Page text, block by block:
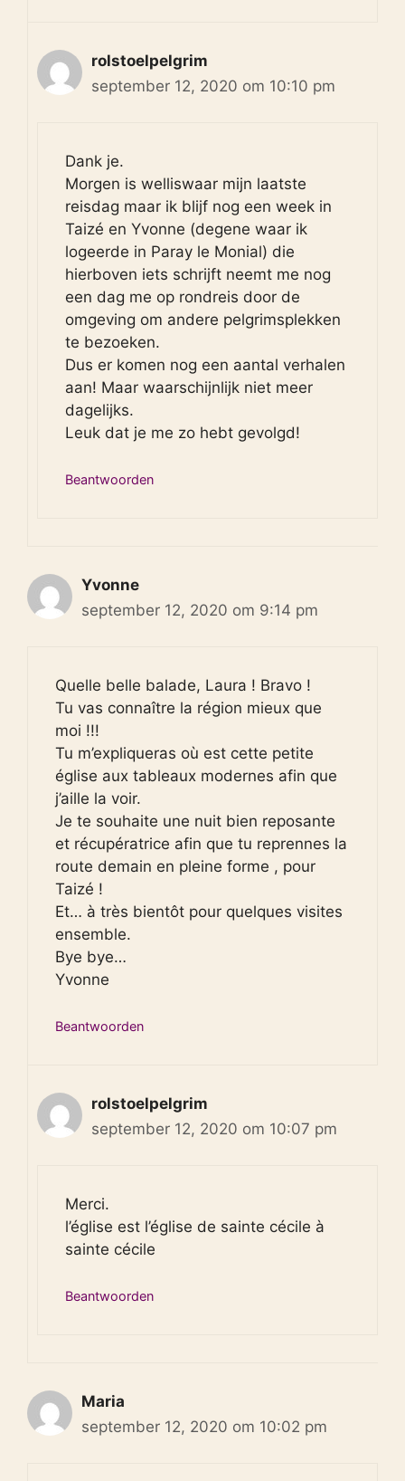
rolstoelpelgrim
september 12, 2020 om 10:10 pm
Dank je.
Morgen is welliswaar mijn laatste
reisdag maar ik blijf nog een week in
Taizé en Yvonne (degene waar ik
logeerde in Paray le Monial) die
hierboven iets schrijft neemt me nog
een dag me op rondreis door de
omgeving om andere pelgrimsplekken
te bezoeken.
Dus er komen nog een aantal verhalen
aan! Maar waarschijnlijk niet meer
dagelijks.
Leuk dat je me zo hebt gevolgd!
Beantwoorden
Yvonne
september 12, 2020 om 9:14 pm
Quelle belle balade, Laura ! Bravo !
Tu vas connaître la région mieux que
moi !!!
Tu m’expliqueras où est cette petite
église aux tableaux modernes afin que
j’aille la voir.
Je te souhaite une nuit bien reposante
et récupératrice afin que tu reprennes la
route demain en pleine forme , pour
Taizé !
Et… à très bientôt pour quelques visites
ensemble.
Bye bye…
Yvonne
Beantwoorden
rolstoelpelgrim
september 12, 2020 om 10:07 pm
Merci.
l’église est l’église de sainte cécile à
sainte cécile
Beantwoorden
Maria
september 12, 2020 om 10:02 pm